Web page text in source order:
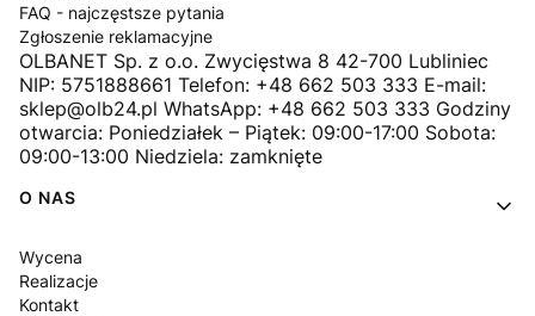
FAQ - najczęstsze pytania
Zgłoszenie reklamacyjne
OLBANET Sp. z o.o. Zwycięstwa 8 42-700 Lubliniec
NIP: 5751888661 Telefon: +48 662 503 333 E-mail:
sklep@olb24.pl WhatsApp: +48 662 503 333 Godziny
otwarcia: Poniedziałek – Piątek: 09:00-17:00 Sobota:
09:00-13:00 Niedziela: zamknięte
O NAS
Wycena
Realizacje
Kontakt